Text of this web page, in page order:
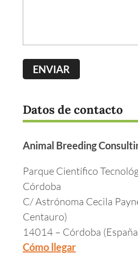
Datos de contacto
Animal Breeding
Parque Científico
Córdoba
C/ Astrónoma Cecila
Centauro)
14014 – Córdoba
Cómo llegar